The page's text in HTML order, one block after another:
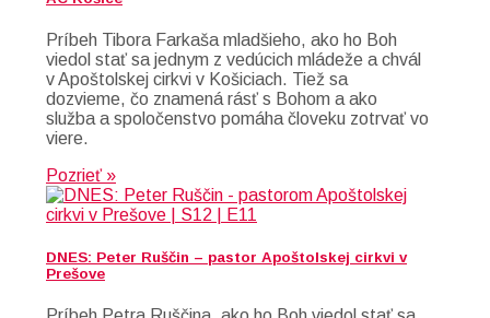
Príbeh Tibora Farkaša mladšieho, ako ho Boh
viedol stať sa jednym z vedúcich mládeže a chvál
v Apoštolskej cirkvi v Košiciach. Tiež sa
dozvieme, čo znamená rásť s Bohom a ako
služba a spoločenstvo pomáha človeku zotrvať vo
viere.
Pozrieť »
DNES: Peter Ruščin – pastor Apoštolskej cirkvi v
Prešove